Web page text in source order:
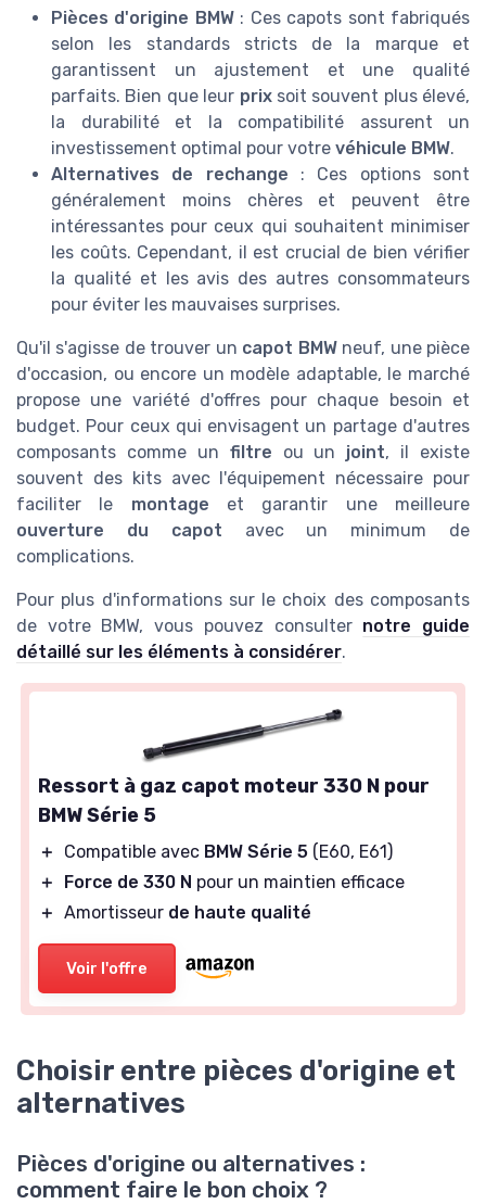
Pièces d'origine BMW: Ces capots sont fabriqués
selon les standards stricts de la marque et
garantissent un ajustement et une qualité
parfaits. Bien que leur prixsoit souvent plus élevé,
la durabilité et la compatibilité assurent un
investissement optimal pour votre véhicule BMW.
Alternatives de rechange : Ces options sont
généralement moins chères et peuvent être
intéressantes pour ceux qui souhaitent minimiser
les coûts. Cependant, il est crucial de bien vérifier
la qualité et les avis des autres consommateurs
pour éviter les mauvaises surprises.
Qu'il s'agisse de trouver un capot BMWneuf, une pièce
d'occasion, ou encore un modèle adaptable, le marché
propose une variété d'offres pour chaque besoin et
budget. Pour ceux qui envisagent un partage d'autres
composants comme un filtre ou un joint, il existe
souvent des kits avec l'équipement nécessaire pour
faciliter le montage et garantir une meilleure
ouverture du capot avec un minimum de
complications.
Pour plus d'informations sur le choix des composants
de votre BMW, vous pouvez consulter notre guide
détaillé sur les éléments à considérer.
Ressort à gaz capot moteur 330 N pour
BMW Série 5
＋ Compatible avec BMW Série 5 (E60, E61)
＋
Force de 330 N pour un maintien efficace
＋ Amortisseur de haute qualité
Voir l'offre
Choisir entre pièces d'origine et
alternatives
Pièces d'origine ou alternatives :
comment faire le bon choix ?